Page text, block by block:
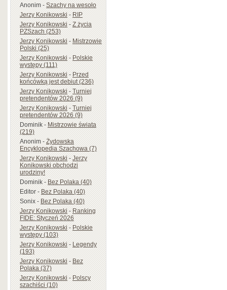
Anonim-Szachy na wesoło
Jerzy Konikowski-RIP
Jerzy Konikowski-Z życia
PZSzach (253)
Jerzy Konikowski-Mistrzowie
Polski (25)
Jerzy Konikowski-Polskie
występy (111)
Jerzy Konikowski-Przed
końcówką jest debiut (236)
Jerzy Konikowski-Turniej
pretendentów 2026 (9)
Jerzy Konikowski-Turniej
pretendentów 2026 (9)
Dominik-Mistrzowie świata
(219)
Anonim-Żydowska
Encyklopedia Szachowa (7)
Jerzy Konikowski-Jerzy
Konikowski obchodzi
urodziny!
Dominik-Bez Polaka (40)
Editor-Bez Polaka (40)
Sonix-Bez Polaka (40)
Jerzy Konikowski-Ranking
FIDE: Styczeń 2026
Jerzy Konikowski-Polskie
występy (103)
Jerzy Konikowski-Legendy
(193)
Jerzy Konikowski-Bez
Polaka (37)
Jerzy Konikowski-Polscy
szachiści (10)